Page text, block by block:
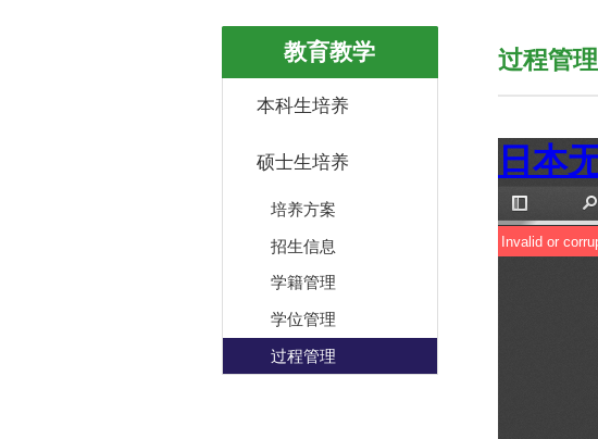
教育教学
本科生培养
硕士生培养
培养方案
招生信息
学籍管理
学位管理
过程管理
过程管理